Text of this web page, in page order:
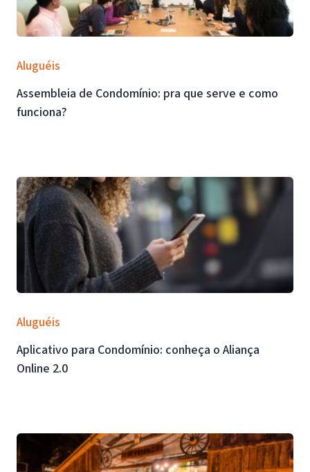
Aluguéis
Assembleia de Condomínio: pra que serve e como
funciona?
Aluguéis
Aplicativo para Condomínio: conheça o Aliança
Online 2.0